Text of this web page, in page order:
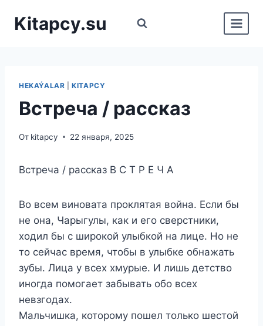
Kitapcy.su
HEKAÝALAR |KITAPCY
Встреча / рассказ
От kitapcy 22 января, 2025
Встреча / рассказ В С Т Р Е Ч А
Во всем виновата проклятая война. Если бы
не она, Чарыгулы, как и его сверстники,
ходил бы с широкой улыбкой на лице. Но не
то сейчас время, чтобы в улыбке обнажать
зубы. Лица у всех хмурые. И лишь детство
иногда помогает забывать обо всех
невзгодах.
Мальчишка, которому пошел только шестой